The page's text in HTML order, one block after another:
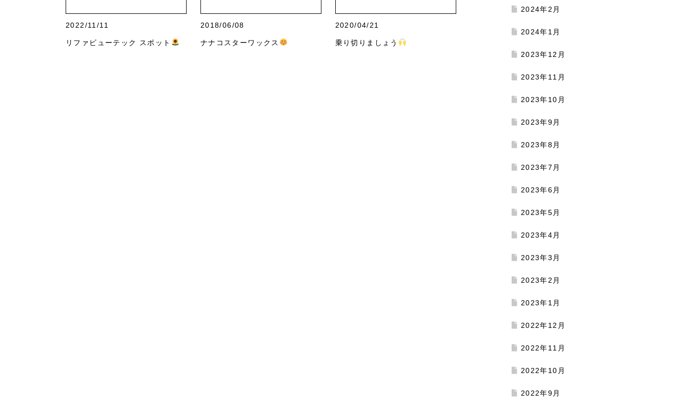
2022/11/11
リファビューテック スポット
2018/06/08
ナナコスターワックス
2020/04/21
乗り切りましょう
2024年2月
2024年1月
2023年12月
2023年11月
2023年10月
2023年9月
2023年8月
2023年7月
2023年6月
2023年5月
2023年4月
2023年3月
2023年2月
2023年1月
2022年12月
2022年11月
2022年10月
2022年9月